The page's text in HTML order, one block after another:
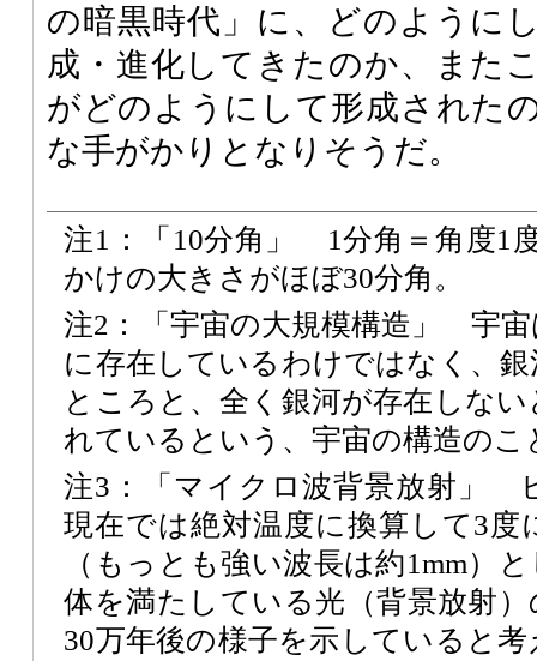
の暗黒時代」に、どのように
成・進化してきたのか、また
がどのようにして形成された
な手がかりとなりそうだ。
注1：「10分角」 1分角＝角度1
かけの大きさがほぼ30分角。
注2：「宇宙の大規模構造」 宇
に存在しているわけではなく、
ところと、全く銀河が存在しな
れているという、宇宙の構造のこ
注3：「マイクロ波背景放射」
現在では絶対温度に換算して3
（もっとも強い波長は約1mm）
体を満たしている光（背景放射
30万年後の様子を示していると